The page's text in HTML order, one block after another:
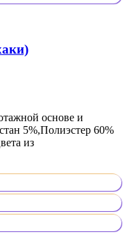
основе и
5%,Полиэстер 60%
из